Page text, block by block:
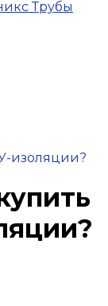
изоляции?